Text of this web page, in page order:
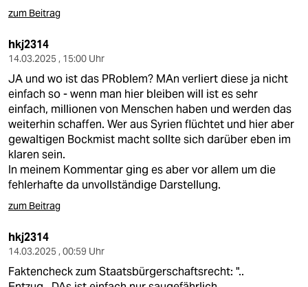
zum Beitrag
hkj2314
14.03.2025 , 15:00 Uhr
JA und wo ist das PRoblem? MAn verliert diese ja nicht
einfach so - wenn man hier bleiben will ist es sehr
einfach, millionen von Menschen haben und werden das
weiterhin schaffen. Wer aus Syrien flüchtet und hier aber
gewaltigen Bockmist macht sollte sich darüber eben im
klaren sein.
In meinem Kommentar ging es aber vor allem um die
fehlerhafte da unvollständige Darstellung.
zum Beitrag
hkj2314
14.03.2025 , 00:59 Uhr
Faktencheck zum Staatsbürgerschaftsrecht: "..